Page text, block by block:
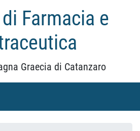
Farmacia e
Graecia di Catanzaro